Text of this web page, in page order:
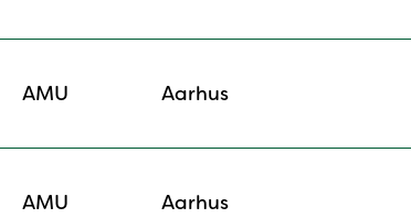
AMU Aarhus
AMU Aarhus